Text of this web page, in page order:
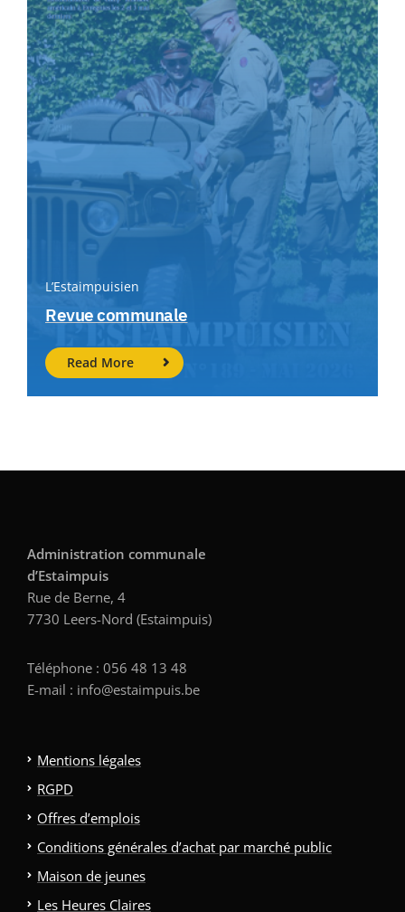
L’Estaimpuisien
Revue communale
Read More
Administration communale
d’Estaimpuis
Rue de Berne, 4
7730 Leers-Nord (Estaimpuis)
Téléphone : 056 48 13 48
E-mail : info@estaimpuis.be
Mentions légales
RGPD
Offres d’emplois
Conditions générales d’achat par marché public
Maison de jeunes
Les Heures Claires